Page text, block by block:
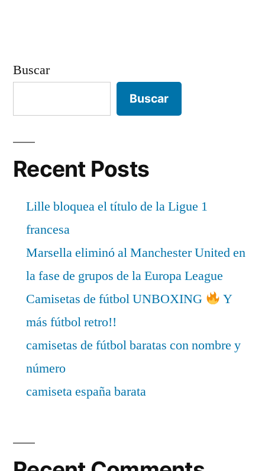
Buscar
Buscar
Recent Posts
Lille bloquea el título de la Ligue 1
francesa
Marsella eliminó al Manchester United en
la fase de grupos de la Europa League
Camisetas de fútbol UNBOXING
Y
más fútbol retro!!
camisetas de fútbol baratas con nombre y
número
camiseta españa barata